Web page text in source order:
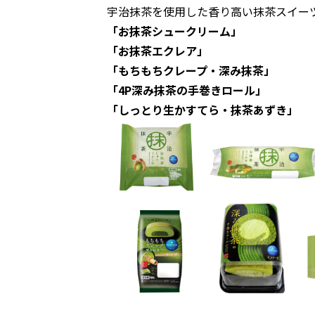
宇治抹茶を使用した香り高い抹茶スイー
「お抹茶シュークリーム」
「お抹茶エクレア」
「もちもちクレープ・深み抹茶」
「4P深み抹茶の手巻きロール」
「しっとり生かすてら・抹茶あずき」